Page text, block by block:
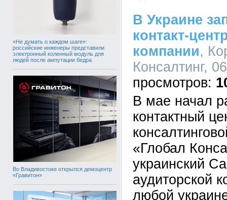
«Не думать о каждом шаге»:
российские инженеры представили
электронный коленный модуль для
людей после ампутации бедра
Во Владивостоке открылся демоцентр
«Гравитон»
В Украине
контакт-
компании,
Консалтинг,
В мае начал
контактный
«Глобал
украинский
аудиторской
любой